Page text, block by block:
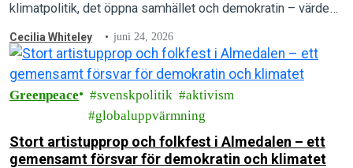
klimatpolitik, det öppna samhället och demokratin – värden
Cecilia Whiteley juni 24, 2026
Greenpeace svenskpolitik
aktivism
globaluppvärmning
Stort artistupprop och folkfest i Almedalen – ett
gemensamt försvar för demokratin och klimatet